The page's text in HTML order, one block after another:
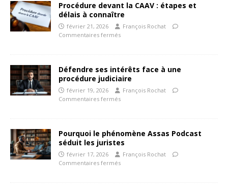
Procédure devant la CAAV : étapes et
délais à connaître
février 21, 2026
François Rochat
Commentaires fermés
Défendre ses intérêts face à une
procédure judiciaire
février 19, 2026
François Rochat
Commentaires fermés
Pourquoi le phénomène Assas Podcast
séduit les juristes
février 17, 2026
François Rochat
Commentaires fermés